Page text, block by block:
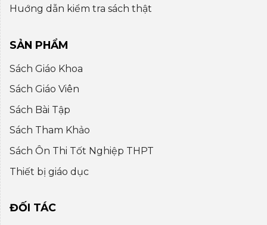
Huớng dẫn kiểm tra sách thật
SẢN PHẨM
Sách Giáo Khoa
Sách Giáo Viên
Sách Bài Tập
Sách Tham Khảo
Sách Ôn Thi Tốt Nghiệp THPT
Thiết bị giáo dục
ĐỐI TÁC